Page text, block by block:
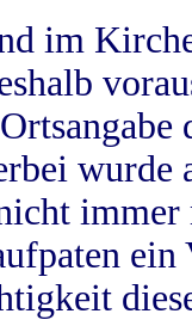
im
wurde